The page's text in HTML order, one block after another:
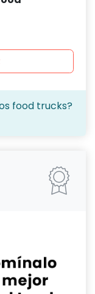
food trucks?